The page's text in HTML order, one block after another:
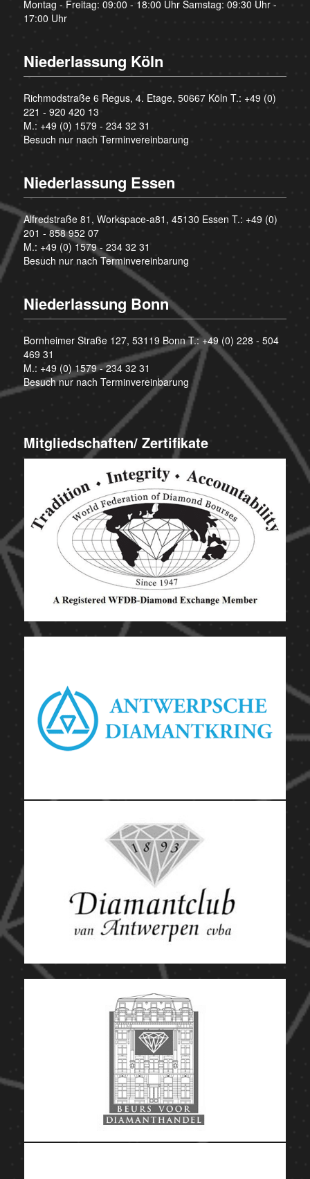
Montag - Freitag: 09:00 - 18:00 Uhr Samstag: 09:30 Uhr -
17:00 Uhr
Niederlassung Köln
Richmodstraße 6 Regus, 4. Etage, 50667 Köln T.: +49 (0)
221 - 920 420 13
M.: +49 (0) 1579 - 234 32 31
Besuch nur nach Terminvereinbarung
Niederlassung Essen
Alfredstraße 81, Workspace-a81, 45130 Essen T.: +49 (0)
201 - 858 952 07
M.: +49 (0) 1579 - 234 32 31
Besuch nur nach Terminvereinbarung
Niederlassung Bonn
Bornheimer Straße 127, 53119 Bonn T.:+49 (0) 228 - 504
469 31
M.: +49 (0) 1579 - 234 32 31
Besuch nur nach Terminvereinbarung
Mitgliedschaften/ Zertifikate